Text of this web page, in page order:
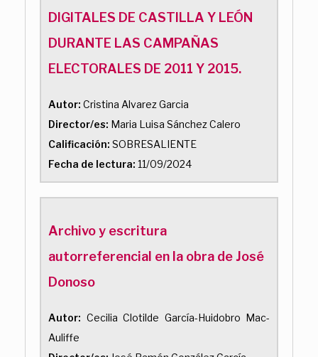
DIGITALES DE CASTILLA Y LEÓN
DURANTE LAS CAMPAÑAS
ELECTORALES DE 2011 Y 2015.
Autor: Cristina Alvarez Garcia
Director/es: Maria Luisa Sánchez Calero
Calificación: SOBRESALIENTE
Fecha de lectura: 11/09/2024
Archivo y escritura
autorreferencial en la obra de José
Donoso
Autor: Cecilia Clotilde García-Huidobro Mac-
Auliffe